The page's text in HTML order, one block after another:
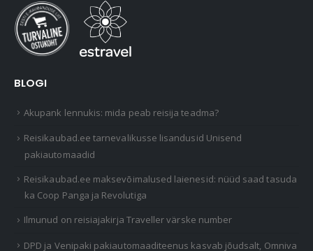
BLOGI
Akupank lennukis: mida peab reisija teadma?
Reisikaubad.ee tarnevalikusse lisandusid Unisend
pakiautomaadid
Reisikaubad.ee maksevõimalused laienesid: nüüd saad tasuda
ka Coop Panga ja Revolutiga
Ilmunud on reisiajakirja Traveller värske number
DPD ja Venipaki pakiautomaaditeenus kasvab jõudsalt, Omniva